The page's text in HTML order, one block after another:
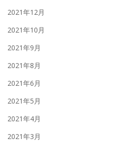
2021年12月
2021年10月
2021年9月
2021年8月
2021年6月
2021年5月
2021年4月
2021年3月